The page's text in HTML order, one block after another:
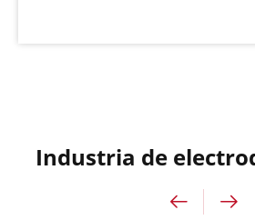
Industria de